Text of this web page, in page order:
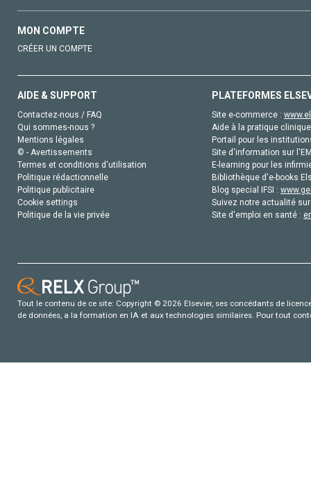
MON COMPTE
CRÉER UN COMPTE
AIDE & SUPPORT
Contactez-nous / FAQ
Qui sommes-nous ?
Mentions légales
© - Avertissements
Termes et conditions d'utilisation
Politique rédactionnelle
Politique publicitaire
Cookie settings
Politique de la vie privée
PLATEFORMES
Site e-commerce :
Aide à la pratique
Portail pour les
Site d'information sur
E-learning pour les
Bibliothèque d'e-books
Blog special IFSI :
Suivez notre actualité
Site d'emploi en santé :
Tout le contenu de ce site: Copyright © 2026 Elsevier, ses concédants de
de données, a la formation en IA et aux technologies similaires. Pour tout